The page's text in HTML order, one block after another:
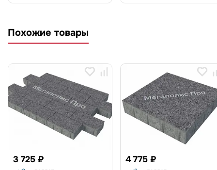
Похожие товары
3 725 ₽ 4 775 ₽